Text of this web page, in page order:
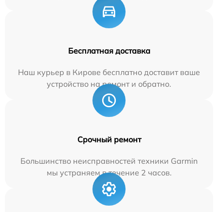
Бесплатная доставка
Наш курьер в Кирове бесплатно доставит ваше
устройство на ремонт и обратно.
Срочный ремонт
Большинство неисправностей техники Garmin
мы устраняем в течение 2 часов.